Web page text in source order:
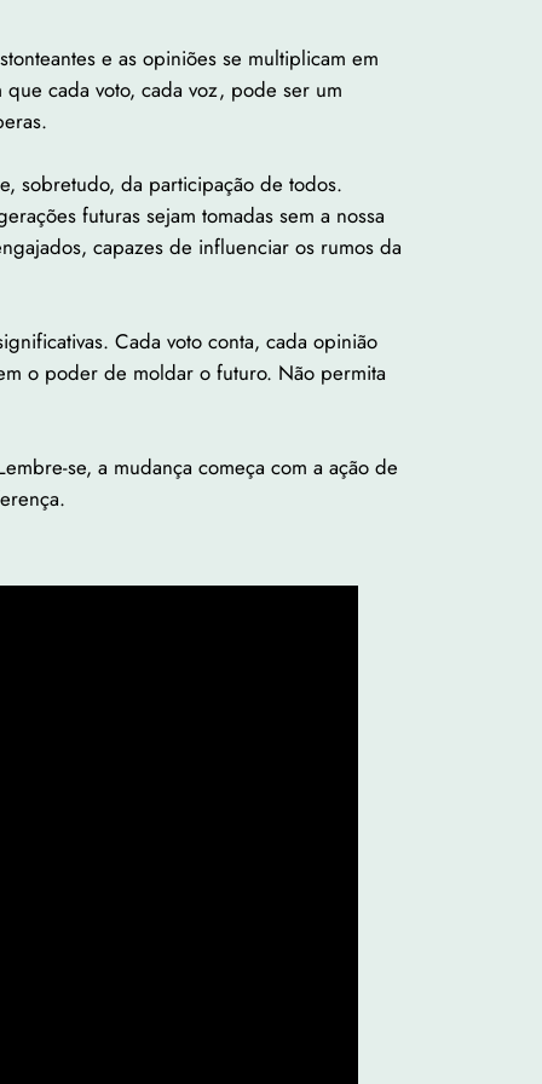
e as opiniões se multiplicam em
cada voto, cada voz, pode ser um
sobretudo, da participação de todos.
futuras sejam tomadas sem a nossa
capazes de influenciar os rumos da
Cada voto conta, cada opinião
o poder de moldar o futuro. Não permita
se, a mudança começa com a ação de